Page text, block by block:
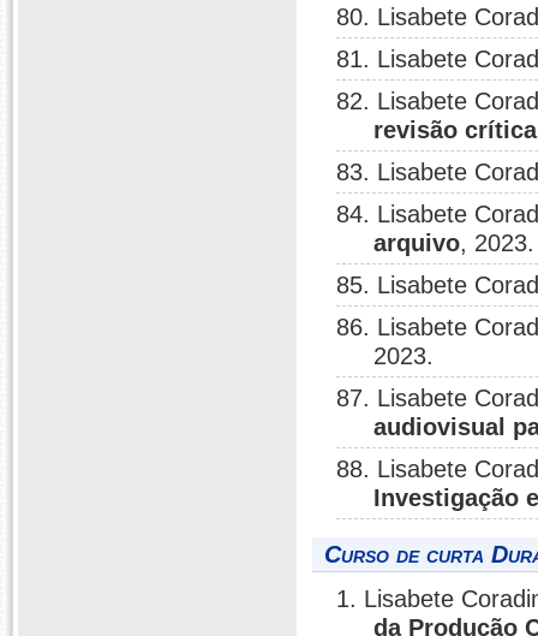
80. Lisabete
81. Lisabete
82. Lisabete
revisão crítica
83. Lisabete
84. Lisabete
arquivo, 2023.
85. Lisabete
86. Lisabete
2023.
87. Lisabete
audiovisual
88. Lisabete
Investigação
Curso de curta
1. Lisabete
da Produção